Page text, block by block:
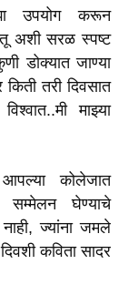
उपयोग करून
.तू अशी सरळ स्पष्ट
डोक्यात जाण्या
तरी दिवसात
माझ्या
कोलेजात
सम्मेलन घेण्याचे
ज्यांना जमले
कविता सादर